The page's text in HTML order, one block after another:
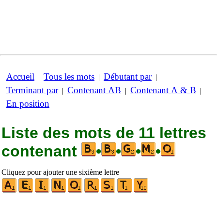
Accueil | Tous les mots | Débutant par|
Terminant par| Contenant AB | Contenant A & B |
En position
Liste des mots de 11 lettres
contenant
• • • •
Cliquez pour ajouter une sixième lettre